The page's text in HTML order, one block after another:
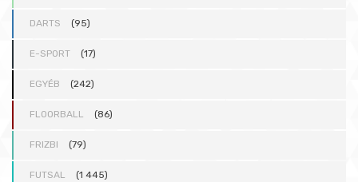
DARTS (95)
E-SPORT (17)
EGYÉB (242)
FLOORBALL (86)
FRIZBI (79)
FUTSAL (1 445)